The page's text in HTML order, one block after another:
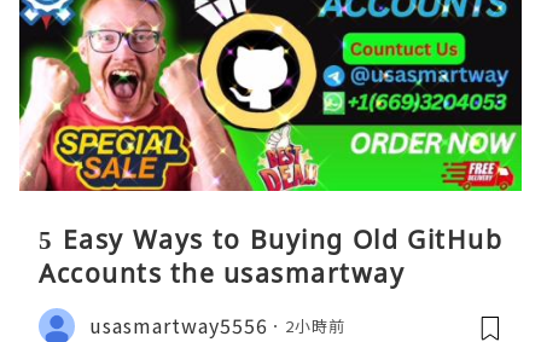
5 Easy Ways to Buying Old GitHub
Accounts the usasmartway
usasmartway5556 2小時前